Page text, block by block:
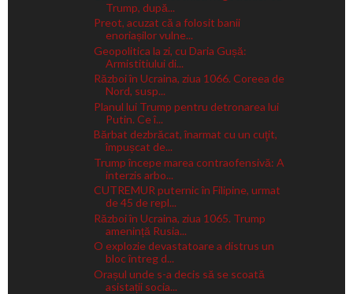
Trump, după...
Preot, acuzat că a folosit banii
enoriașilor vulne...
Geopolitica la zi, cu Daria Gușă:
Armistitiului di...
Război în Ucraina, ziua 1066. Coreea de
Nord, susp...
Planul lui Trump pentru detronarea lui
Putin. Ce î...
Bărbat dezbrăcat, înarmat cu un cuţit,
împușcat de...
Trump începe marea contraofensivă: A
interzis arbo...
CUTREMUR puternic în Filipine, urmat
de 45 de repl...
Război în Ucraina, ziua 1065. Trump
amenință Rusia...
O explozie devastatoare a distrus un
bloc întreg d...
Orașul unde s-a decis să se scoată
asistații socia...